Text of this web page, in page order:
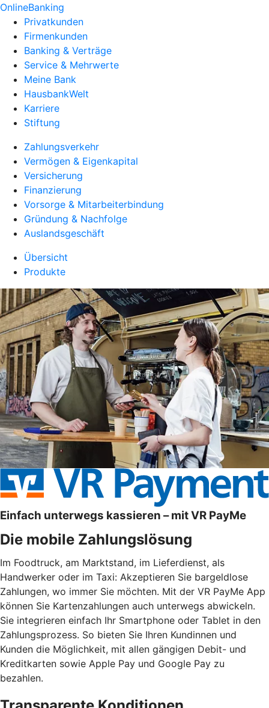
OnlineBanking
Privatkunden
Firmenkunden
Banking & Verträge
Service & Mehrwerte
Meine Bank
HausbankWelt
Karriere
Stiftung
Zahlungsverkehr
Vermögen & Eigenkapital
Versicherung
Finanzierung
Vorsorge & Mitarbeiterbindung
Gründung & Nachfolge
Auslandsgeschäft
Übersicht
Produkte
Einfach unterwegs kassieren – mit VR PayMe
Die mobile Zahlungslösung
Im Foodtruck, am Marktstand, im Lieferdienst, als
Handwerker oder im Taxi: Akzeptieren Sie bargeldlose
Zahlungen, wo immer Sie möchten. Mit der VR PayMe App
können Sie Kartenzahlungen auch unterwegs abwickeln.
Sie integrieren einfach Ihr Smartphone oder Tablet in den
Zahlungsprozess. So bieten Sie Ihren Kundinnen und
Kunden die Möglichkeit, mit allen gängigen Debit- und
Kreditkarten sowie Apple Pay und Google Pay zu
bezahlen.